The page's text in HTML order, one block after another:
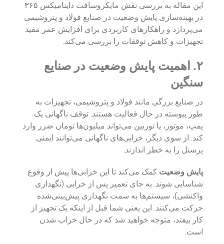
این مقاله به بررسی نقش مایکروسافت داینامیکس ۳۶۵
در بهینه‌سازی پایش وضعیت در صنایع فولاد و پتروشیمی
می‌پردازد و راهکارهای کاربردی برای افزایش عمر مفید
تجهیزات و کاهش توقفات را بررسی می‌کند.
۲. اهمیت پایش وضعیت در صنایع
سنگین
در صنایع بزرگی مانند فولاد و پتروشیمی، تجهیزات به
طور پیوسته در حال فعالیت هستند. توقف ناگهانی یک
پمپ، موتور، یا توربین می‌تواند میلیون‌ها تومان ضرر وارد
کند. از سوی دیگر، خرابی‌های ناگهانی می‌توانند ایمنی
پرسنل را به خطر اندازند.
پایش وضعیت کمک می‌کند تا این خرابی‌ها پیش از وقوع
شناسایی شوند. به جای تعمیر پس از خرابی (نگهداری
واکنشی)، سیستم‌ها به سمت نگهداری پیش‌بینی‌شده
حرکت می‌کنند. این یعنی شما قبل از اینکه یک تجهیز از
کار بیفتد، متوجه خواهید شد که در حال خراب شدن
است.